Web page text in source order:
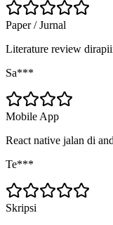
Paper / Jurnal
Literature review
Sa***
Mobile App
React native jalan di
Te***
Skripsi